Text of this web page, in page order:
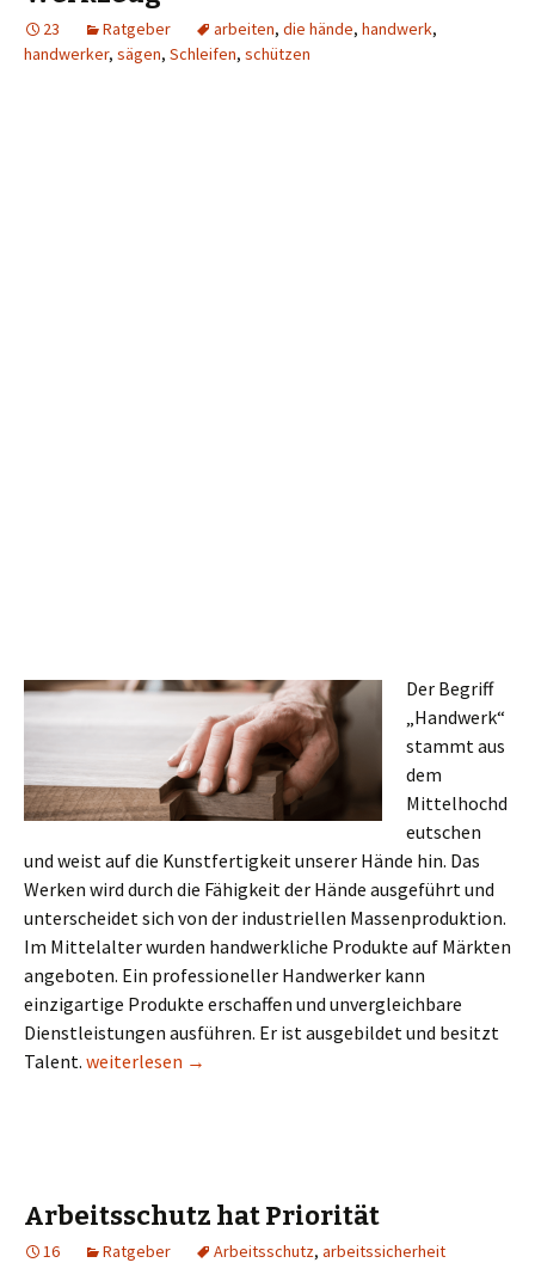
23 Ratgeber arbeiten, die hände, handwerk,
handwerker, sägen, Schleifen, schützen
Der Begriff
„Handwerk“
stammt aus
dem
Mittelhochd
eutschen
und weist auf die Kunstfertigkeit unserer Hände hin. Das
Werken wird durch die Fähigkeit der Hände ausgeführt und
unterscheidet sich von der industriellen Massenproduktion.
Im Mittelalter wurden handwerkliche Produkte auf Märkten
angeboten. Ein professioneller Handwerker kann
einzigartige Produkte erschaffen und unvergleichbare
Dienstleistungen ausführen. Er ist ausgebildet und besitzt
Talent. Die Hände, unser wichtigstes Werkzeug
weiterlesen →
Arbeitsschutz hat Priorität
16 Ratgeber Arbeitsschutz, arbeitssicherheit